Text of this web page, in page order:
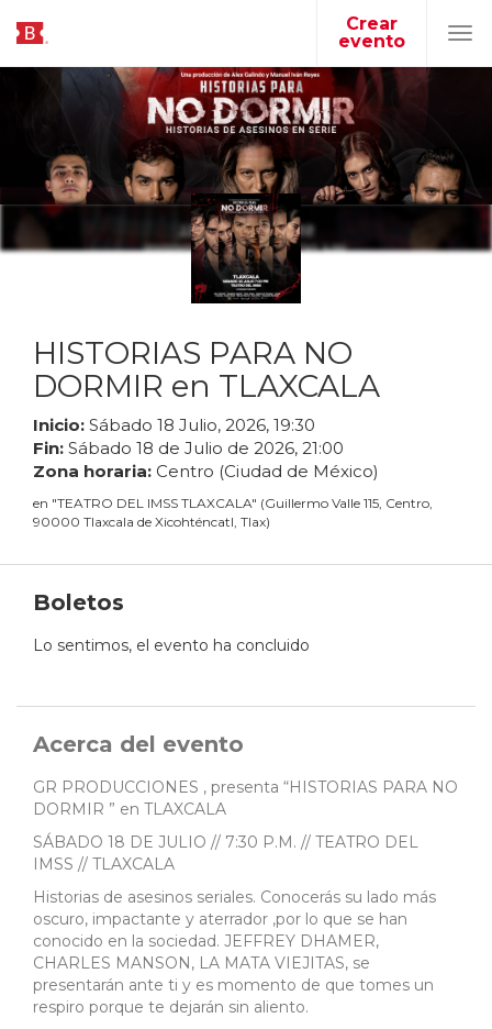
Crear
evento
HISTORIAS PARA NO
DORMIR en TLAXCALA
Inicio: Sábado 18 Julio, 2026, 19:30
Fin: Sábado 18 de Julio de 2026, 21:00
Zona horaria: Centro (Ciudad de México)
en "TEATRO DEL IMSS TLAXCALA" (Guillermo Valle 115, Centro,
90000 Tlaxcala de Xicohténcatl, Tlax)
Boletos
Lo sentimos, el evento ha concluido
Acerca del evento
GR PRODUCCIONES , presenta “HISTORIAS PARA NO
DORMIR ” en TLAXCALA
SÁBADO 18 DE JULIO // 7:30 P.M. // TEATRO DEL
IMSS // TLAXCALA
Historias de asesinos seriales. Conocerás su lado más
oscuro, impactante y aterrador ,por lo que se han
conocido en la sociedad. JEFFREY DHAMER,
CHARLES MANSON, LA MATA VIEJITAS, se
presentarán ante ti y es momento de que tomes un
respiro porque te dejarán sin aliento.